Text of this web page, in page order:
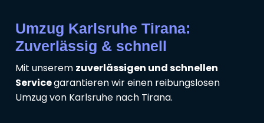
Umzug Karlsruhe Tirana:
Zuverlässig & schnell
Mit unserem zuverlässigen und schnellen
Servicegarantieren wir einen reibungslosen
Umzug von Karlsruhe nach Tirana.